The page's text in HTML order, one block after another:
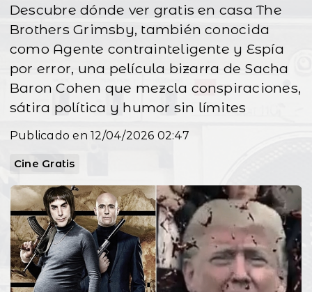
Descubre dónde ver gratis en casa The
Brothers Grimsby, también conocida
como Agente contrainteligente y Espía
por error, una película bizarra de Sacha
Baron Cohen que mezcla conspiraciones,
sátira política y humor sin límites
Publicado en 12/04/2026 02:47
Cine Gratis